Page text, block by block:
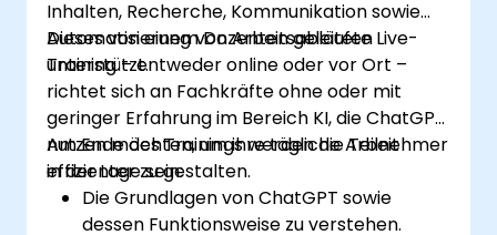
Inhalten, Recherche, Kommunikation sowie
Automatisierung von Arbeitsabläufen
unterstützt.
Dieses von einem Dozenten geleitete Live-
Training – entweder online oder vor Ort –
richtet sich an Fachkräfte ohne oder mit
geringer Erfahrung im Bereich KI, die ChatGPT
nutzen möchten, um ihre tägliche Arbeit
effizienter zu gestalten.
Am Ende des Trainings werden die Teilnehmer
in der Lage sein:
Die Grundlagen von ChatGPT sowie
dessen Funktionsweise zu verstehen.